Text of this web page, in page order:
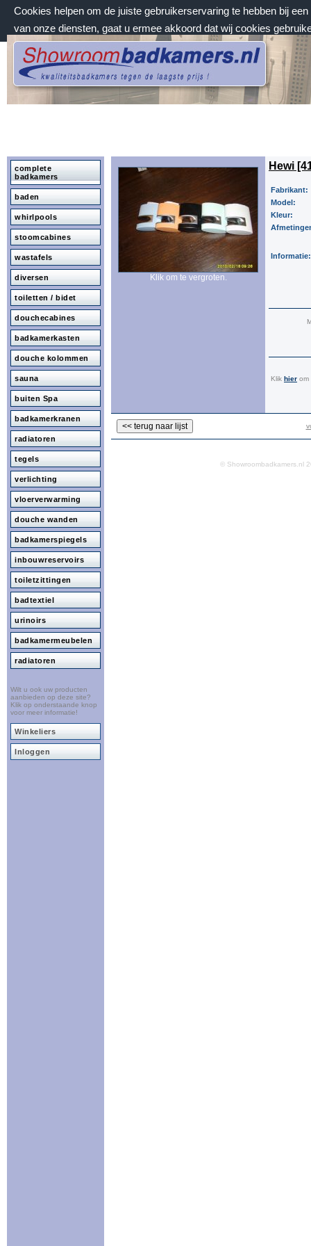
Cookies helpen om de juiste gebruikerservaring te hebben bij
van onze diensten, gaat u ermee akkoord dat wij cookies
vrijdag 7 augustus 2026, 20:38 uur
Welkom bij Showroombadkamers.nl
complete
badkamers
baden
whirlpools
stoomcabines
wastafels
diversen
toiletten / bidet
douchecabines
badkamerkasten
douche kolommen
sauna
buiten Spa
badkamerkranen
radiatoren
tegels
verlichting
vloerverwarming
douche wanden
badkamerspiegels
inbouwreservoirs
toiletzittingen
badtextiel
urinoirs
badkamermeubelen
radiatoren
Wilt u ook uw producten
aanbieden op deze site?
Klik op onderstaande knop
voor meer informatie!
Winkeliers
Inloggen
Klik om te vergroten.
Hewi
Fabrikant:
Model:
Kleur:
Informatie:
Klik hier om
©